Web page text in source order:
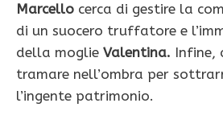
Marcello cerca di gestire la
di un suocero truffatore e
della moglie Valentina. Infine,
tramare nell’ombra per
l’ingente patrimonio.